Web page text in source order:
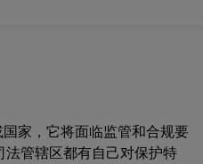
家，它将面临监管和合规要
管辖区都有自己对保护特